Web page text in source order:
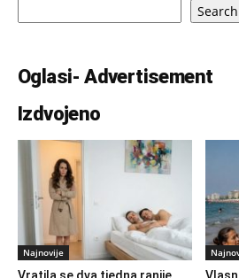
Search
Oglasi- Advertisement
Izdvojeno
Najnovije
Vratila se dva tjedna ranije